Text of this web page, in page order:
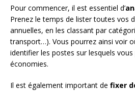
Pour commencer, il est essentiel d’
Prenez le temps de lister toutes vos
annuelles, en les classant par
transport…). Vous pourrez ainsi voir
identifier les postes sur lesquels
économies.
Il est également important de fixer